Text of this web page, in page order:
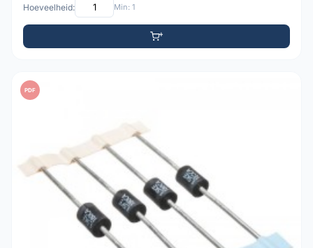
Hoeveelheid: Min: 1
PDF